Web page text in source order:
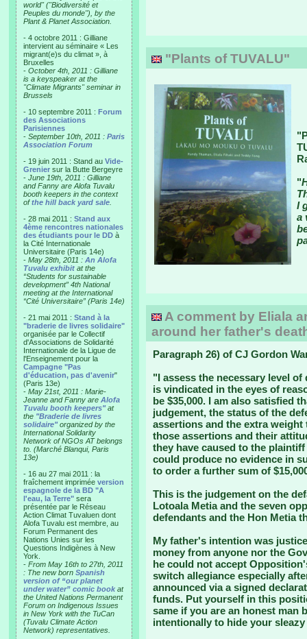
world" ("Biodiversité et
Peuples du monde"), by the
Plant & Planet Association.
- 4 octobre 2011 : Gilliane
intervient au séminaire « Les
migrant(e)s du climat », à
Bruxelles
- October 4th, 2011 : Gilliane
is a keyspeaker at the
"Climate Migrants" seminar in
Brussels
- 10 septembre 2011 : Forum
des Associations
Parisiennes
- September 10th, 2011 : Paris
Association Forum
- 19 juin 2011 : Stand au Vide-
Grenier sur la Butte Bergeyre
- June 19th, 2011 : Gilliane
and Fanny are Alofa Tuvalu
booth keepers in the context
ofthe hill back yard sale
- 28 mai 2011 : Stand aux
4ème rencontres nationales
des étudiants pour le DD à
la Cité Internationale
Universitaire (Paris 14e)
- May 28th, 2011 : An Alofa
Tuvalu exhibit at the
“Students for sustainable
development” 4th National
meeting at the International
“Cité Universitaire” (Paris 14e)
- 21 mai 2011 : Stand à la
"braderie de livres solidaire"
organisée par le Collectif
d'Associations de Solidarité
Internationale de la Ligue de
l'Enseignement pour la
Campagne "Pas
d'éducation, pas d'avenir"
(Paris 13e)
- May 21st, 2011 : Marie-
Jeanne and Fanny are Alofa
Tuvalu booth keepers"at
the "Braderie de livres
solidaire"organized by the
International Solidarity
Network of NGOs AT belongs
to. (Marché Blanqui, Paris
13e)
- 16 au 27 mai 2011 : la
fraîchement imprimée version
espagnole de la BD "A
l'eau, la Terre" sera
présentée par le Réseau
Action Climat Tuvaluen dont
Alofa Tuvalu est membre, au
Forum Permanent des
Nations Unies sur les
Questions Indigènes à New
York.
- From May 16th to 27th, 2011
: The new born Spanish
version of “our planet
under water” comic book at
the United Nations Permanent
Forum on Indigenous Issues
in New York with the TuCan
(Tuvalu Climate Action
Network) representatives.
"Plants of TUVALU"
"
I
a
A comment by Eliala
around her father's
Paragraph 26) of CJ Gordon
"I assess the necessary level
is vindicated in the eyes of
be $35,000. I am also satisfied
judgement, the status of the
assertions and the extra
those assertions and their
they have caused to the
could produce no evidence in
to order a further sum of
This is the judgement on the
Lotoala Metia and the seven
defendants and the Hon Metia
My father's intention was
money from anyone nor the
he could not accept
switch allegiance especially
announced via a signed
funds. Put yourself in this
same if you are an honest man
intentionally to hide your sleazy